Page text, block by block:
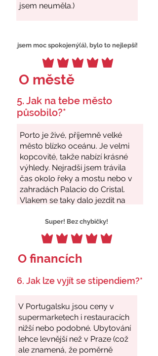
jsem moc spokojený(á), bylo to nejlepší!
O městě
5. Jak na tebe město
působilo?*
Super! Bez chybičky!
O financích
6. Jak lze vyjít se stipendiem?*